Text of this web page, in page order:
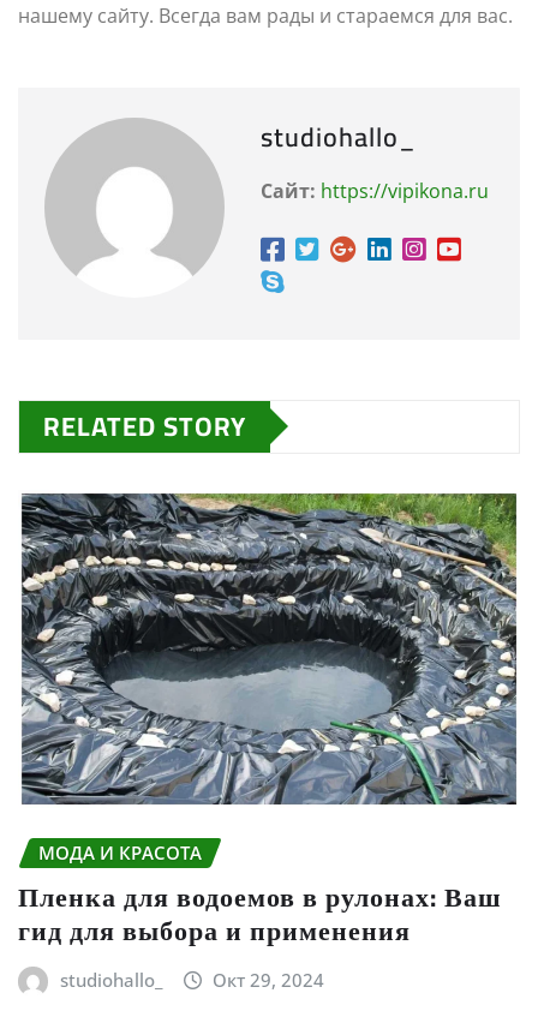
нашему сайту. Всегда вам рады и стараемся для вас.
studiohallo_
Сайт: https://vipikona.ru
RELATED STORY
МОДА И КРАСОТА
Пленка для водоемов в рулонах: Ваш
гид для выбора и применения
studiohallo_ Окт 29, 2024